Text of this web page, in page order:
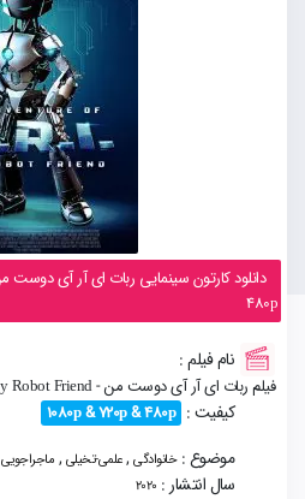
480p
نام فیلم :
فیلم ربات ای آر آی دوست من - The Adventure of A.R.I My Robot Friend
کیفیت : 1080p & 720p & 480p
موضوع :خانوادگی ,علمی-تخیلی , ماجراجویی
سال انتشار : 2020